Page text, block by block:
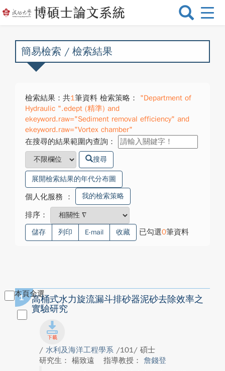
選
換
簡易檢索 / 檢索結果
檢索結果：共1筆資料 檢索策略：
"Department of
Hydraulic ".edept (精準) and
ekeyword.raw="Sediment removal efficiency" and
ekeyword.raw="Vortex chamber"
在搜尋的結果範圍內查詢：
搜尋
展開檢索結果的年代分布圖
個人化服務 ： 我的檢索策略
排序：
儲存 列印 E-mail 收藏 已勾選0筆資料
本頁全選
1
高桶式水力旋流漏斗排砂器泥砂去除效率之
實驗研究
/ 水利及海洋工程學系 /101/ 碩士
研究生： 楊致遠
指導教授： 詹錢登